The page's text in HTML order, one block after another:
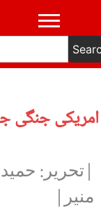
امریکی جنگی
|تحریر:
منیر|